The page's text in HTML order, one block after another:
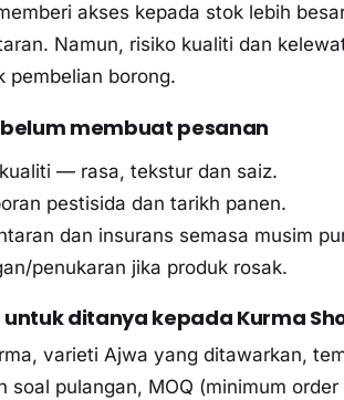
akses kepada stok lebih
Namun, risiko kualiti dan
pembelian borong.
membuat pesanan
— rasa, tekstur dan saiz.
pestisida dan tarikh panen.
dan insurans semasa musim
penukaran jika produk rosak.
ditanya kepada Kurma
varieti Ajwa yang ditawarkan,
soal pulangan, MOQ (minimum